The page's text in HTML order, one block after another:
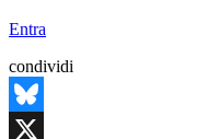
Entra
condividi
Bluesky